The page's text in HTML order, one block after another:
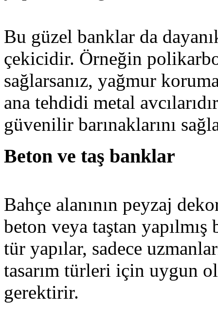
Bu güzel banklar da
çekicidir. Örneğin
sağlarsanız, yağmur
ana tehdidi metal
güvenilir barınaklarını
Beton ve taş banklar
Bahçe alanının peyzaj
beton veya taştan
tür yapılar, sadece
tasarım türleri için uygun
gerektirir.